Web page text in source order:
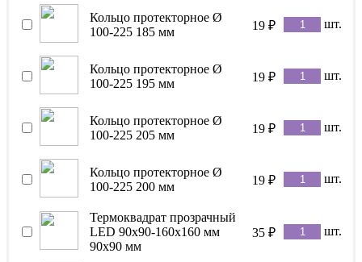
Кольцо протекторное Ø
100-225 185 мм
19 ₽ шт.
Кольцо протекторное Ø
100-225 195 мм
19 ₽ шт.
Кольцо протекторное Ø
100-225 205 мм
19 ₽ шт.
Кольцо протекторное Ø
100-225 200 мм
19 ₽ шт.
Термоквадрат прозрачный
LED 90x90-160x160 мм
90x90 мм
35 ₽ шт.